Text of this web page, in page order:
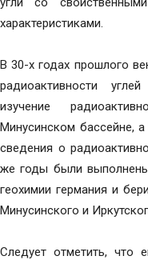
характеристиками.
В 30-х годах прошлого
радиоактивности
изучение
Минусинском бассейне,
сведения о
же годы были
геохимии германия и
Минусинского и
Следует отметить, что